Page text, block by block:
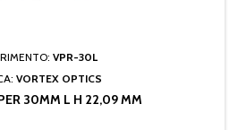
VPR-30L
VORTEX OPTICS
30MM L H 22,09 MM